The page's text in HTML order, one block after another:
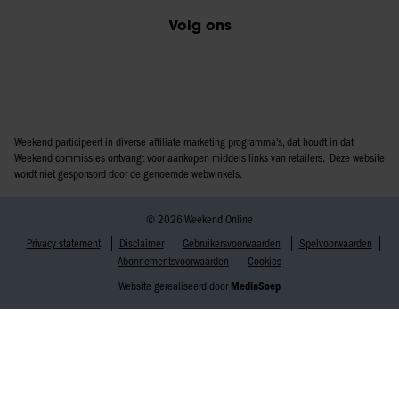
Volg ons
Weekend participeert in diverse affiliate marketing programma’s, dat houdt in dat
Weekend commissies ontvangt voor aankopen middels links van retailers. Deze website
wordt niet gesponsord door de genoemde webwinkels.
© 2026 Weekend Online
Privacy statement
Disclaimer Gebruikersvoorwaarden
Spelvoorwaarden
Abonnementsvoorwaarden
Cookies
Website gerealiseerd door MediaSoep